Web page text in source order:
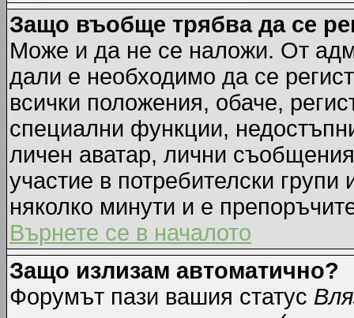
Защо въобще трябва да се
Може и да не се наложи. От
дали е необходимо да се
всички положения, обаче,
специални функции,
личен аватар, лични
участие в потребителски
няколко минути и е
Върнете се в началото
Защо излизам автоматично?
Форумът пази вашия статус